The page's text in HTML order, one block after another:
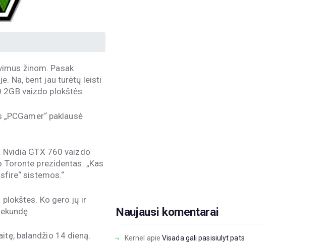
žinom. Pasak
Na, bent jau turėtų leisti
2GB vaizdo plokštės.
paklausė
Nvidia GTX 760 vaizdo
Toronte prezidentas. „Kas
sistemos.“
plokštes. Ko gero jų ir
balandžio 14 dieną.
Naujausi komentarai
Kernel apieVisada gali pasisiulyt pats